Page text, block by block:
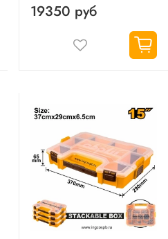
19350 руб